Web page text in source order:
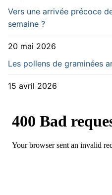
Vers une arrivée précoce
semaine ?
20 mai 2026
Les pollens de graminées
15 avril 2026